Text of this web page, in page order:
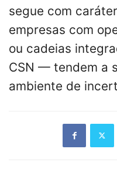
segue com
empresas com
ou cadeias
CSN — tendem a
ambiente de